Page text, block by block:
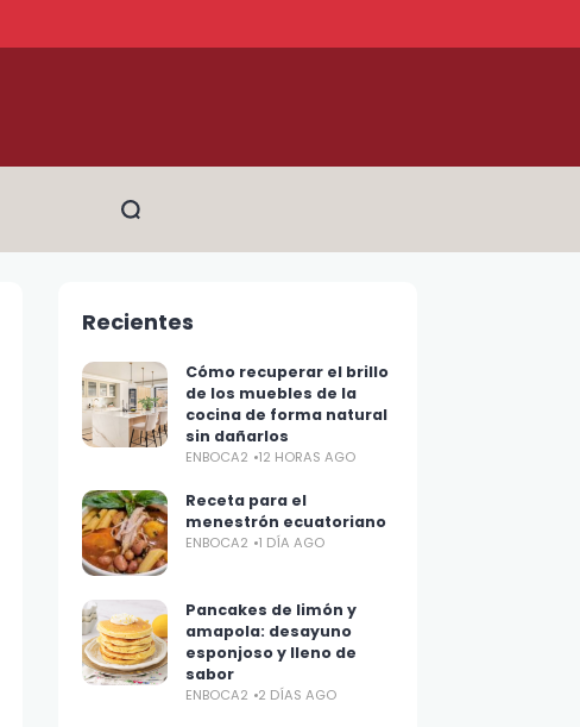
Recientes
Cómo recuperar el brillo
de los muebles de la
cocina de forma natural
sin dañarlos
ENBOCA2 12 HORAS AGO
Receta para el
menestrón ecuatoriano
ENBOCA2 1 DÍA AGO
Pancakes de limón y
amapola: desayuno
esponjoso y lleno de
sabor
ENBOCA2 2 DÍAS AGO